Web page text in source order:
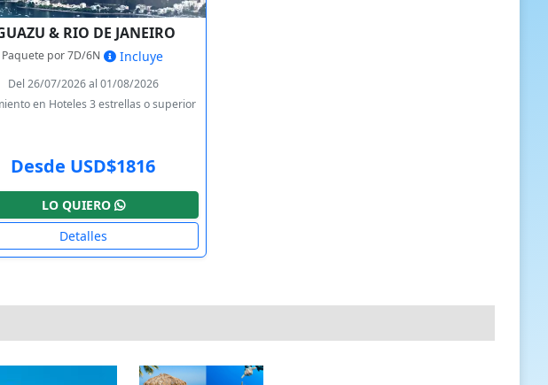
& RIO DE JANEIRO
Paquete por 7D/6N Incluye
Del 26/07/2026 al 01/08/2026
en Hoteles 3 estrellas o superior
Desde USD$1816
LO QUIERO
Detalles